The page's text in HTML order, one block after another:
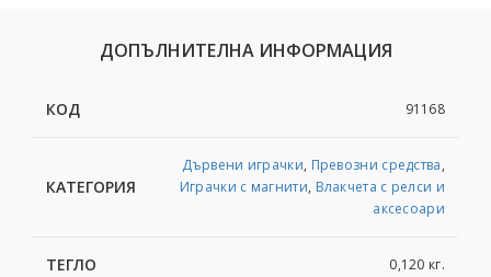
ДОПЪЛНИТЕЛНА ИНФОРМАЦИЯ
КОД 91168
КАТЕГОРИЯ
Дървени играчки, Превозни средства,
Играчки с магнити, Влакчета с релси и
аксесоари
ТЕГЛО 0,120 кг.